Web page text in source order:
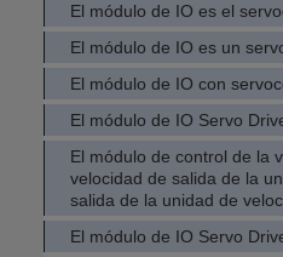
El módulo de IO es el
El módulo de IO es un
El módulo de IO con
El módulo de IO Servo
El módulo de control de la
velocidad de salida de la
salida de la unidad de
El módulo de IO Servo